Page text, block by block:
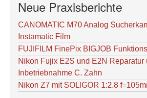
Neue Praxisberichte
CANOMATIC M70 Analog
Instamatic Film
FUJIFILM FinePix BIGJOB
Nikon Fujix E2S und E2N Reparatur
Inbetriebnahme C. Zahn
Nikon Z7 mit SOLIGOR 1:2.8